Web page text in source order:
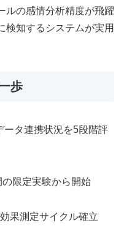
ルの感情分析精度が飛躍
検知するシステムが実用
歩
ータ連携状況を5段階評
限定実験から開始
果測定サイクル確立